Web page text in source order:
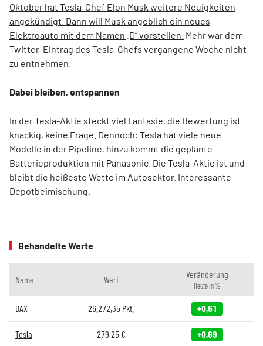
Oktober hat Tesla-Chef Elon Musk weitere Neuigkeiten
angekündigt. Dann will Musk angeblich ein neues
Elektroauto mit dem Namen „D“ vorstellen. Mehr war dem
Twitter-Eintrag des Tesla-Chefs vergangene Woche nicht
zu entnehmen.
Dabei bleiben, entspannen
In der Tesla-Aktie steckt viel Fantasie, die Bewertung ist
knackig, keine Frage. Dennoch: Tesla hat viele neue
Modelle in der Pipeline, hinzu kommt die geplante
Batterieproduktion mit Panasonic. Die Tesla-Aktie ist und
bleibt die heißeste Wette im Autosektor. Interessante
Depotbeimischung.
Behandelte Werte
Name Wert Veränderung
Heute in %
DAX 26.272,35 Pkt. +0,51
Tesla 279,25€ +0,69